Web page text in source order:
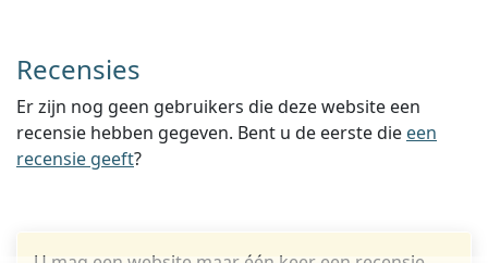
Recensies
Er zijn nog geen gebruikers die deze website een
recensie hebben gegeven. Bent u de eerste die een
recensie geeft?